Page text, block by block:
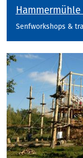
Hammermühle
Senfworkshops &